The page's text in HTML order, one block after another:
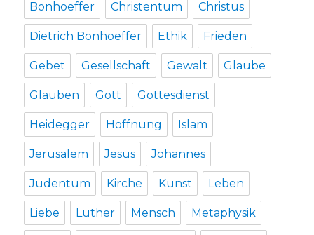
Bonhoeffer Christentum Christus
Dietrich Bonhoeffer Ethik Frieden
Gebet Gesellschaft Gewalt Glaube
Glauben Gott Gottesdienst
Heidegger Hoffnung Islam
Jerusalem Jesus Johannes
Judentum Kirche Kunst Leben
Liebe Luther Mensch Metaphysik